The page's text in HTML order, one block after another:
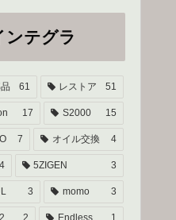
ンテグラ
61 レストア 51
17 S2000 15
7 オイル交換 4
4 5ZIGEN 3
3 momo 3
2 Endless 1